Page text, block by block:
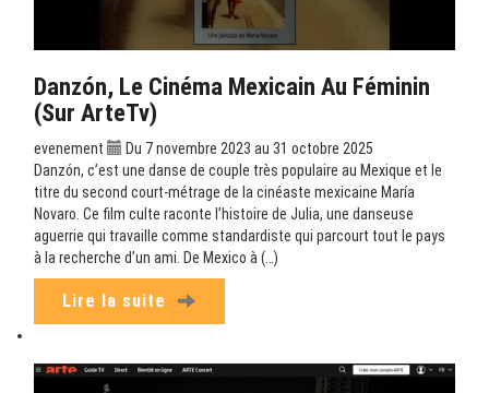
Danzón, Le Cinéma Mexicain Au Féminin
(sur ArteTv)
evenement
Du 7 novembre 2023 au 31 octobre 2025
Danzón, c’est une danse de couple très populaire au Mexique et le
titre du second court-métrage de la cinéaste mexicaine María
Novaro. Ce film culte raconte l’histoire de Julia, une danseuse
aguerrie qui travaille comme standardiste qui parcourt tout le pays
à la recherche d’un ami. De Mexico à (…)
Lire la suite